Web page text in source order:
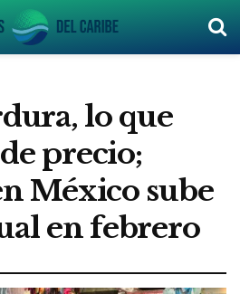
lo que
precio;
México sube
en febrero